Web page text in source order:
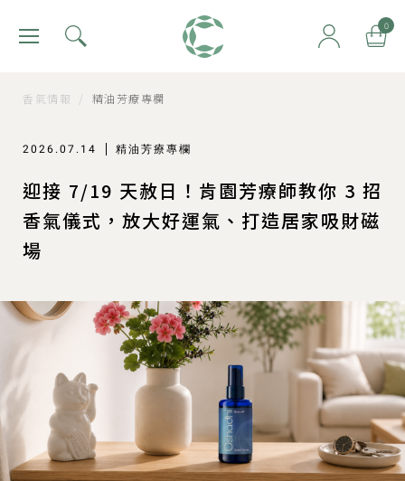
肯園 Canjune 0
香氣情報 / 精油芳療專欄
2026.07.14 精油芳療專欄
迎接 7/19 天赦日！肯園芳療師教你 3 招
香氣儀式，放大好運氣、打造居家吸財磁
場